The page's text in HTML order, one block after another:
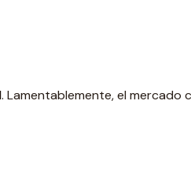
. Lamentablemente, el mercado